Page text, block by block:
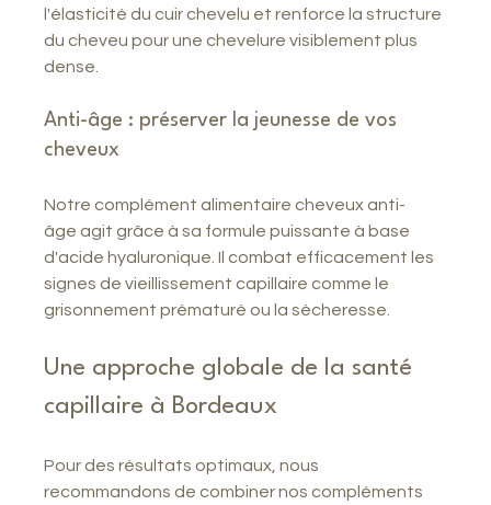
l'élasticité du cuir chevelu et renforce la structure
du cheveu pour une chevelure visiblement plus
dense.
Anti-âge : préserver la jeunesse de vos
cheveux
Notre complément alimentaire cheveux anti-
âge agit grâce à sa formule puissante à base
d'acide hyaluronique. Il combat efficacement les
signes de vieillissement capillaire comme le
grisonnement prématuré ou la sécheresse.
Une approche globale de la santé
capillaire à Bordeaux
Pour des résultats optimaux, nous
recommandons de combiner nos compléments